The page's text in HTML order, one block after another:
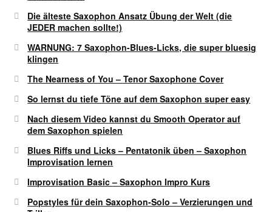
Die älteste Saxophon Ansatz Übung der Welt (die
JEDER machen sollte!)
WARNUNG: 7 Saxophon-Blues-Licks, die super bluesig
klingen
The Nearness of You – Tenor Saxophone Cover
So lernst du tiefe Töne auf dem Saxophon super easy
Nach diesem Video kannst du Smooth Operator auf
dem Saxophon spielen
Blues Riffs und Licks – Pentatonik üben – Saxophon
Improvisation lernen
Improvisation Basic – Saxophon Impro Kurs
Popstyles für dein Saxophon-Solo – Verzierungen und